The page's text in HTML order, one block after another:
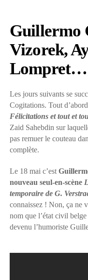
Guillermo
Vizorek,
Lompret…
Les jours suivants se
Cogitations. Tout
Félicitations et tout et
Zaid Sahebdin sur
pas remuer le couteau
complète.
Le 18 mai c’est
nouveau seul-en-scène
temporaire de G.
connaissez ! Non, ça ne
nom que l’état civil
devenu l’humoriste